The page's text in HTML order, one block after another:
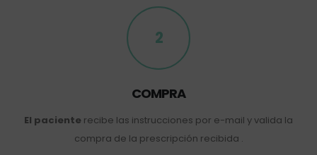
2
COMPRA
El paciente recibe las instrucciones por e-mail y valida la
compra de la prescripción recibida .